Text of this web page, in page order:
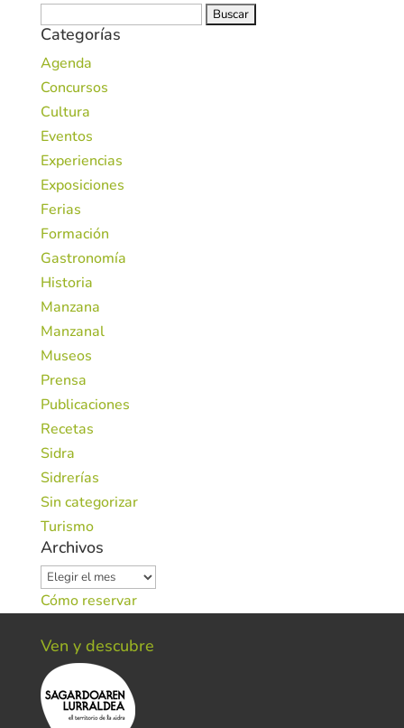
Categorías
Agenda
Concursos
Cultura
Eventos
Experiencias
Exposiciones
Ferias
Formación
Gastronomía
Historia
Manzana
Manzanal
Museos
Prensa
Publicaciones
Recetas
Sidra
Sidrerías
Sin categorizar
Turismo
Archivos
Archivos
Cómo reservar
Ven y descubre